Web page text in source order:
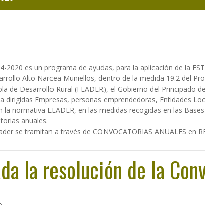
2020 es un programa de ayudas, para la aplicación de la
Alto Narcea Muniellos, dentro de la medida 19.2 del
de Desarrollo Rural (FEADER), el Gobierno del Principado
dirigidas Empresas, personas emprendedoras, Entidades
la normativa LEADER, en las medidas recogidas en las
anuales.
se tramitan a través de CONVOCATORIAS ANUALES en
la resolución de la